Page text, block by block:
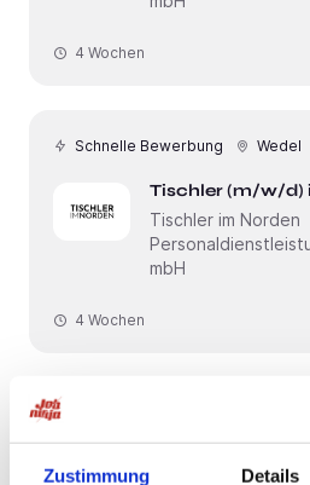
Zustimmung Details
4 Wochen
Schnelle Bewerbung Wedel
Tischler (m/w/d)
Tischler im Norden
mbH
4 Wochen